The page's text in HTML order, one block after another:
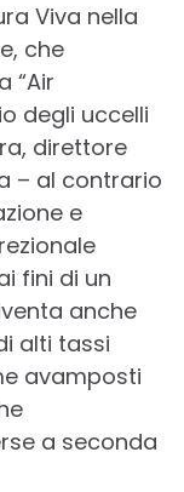
Viva nella
che
“Air
degli uccelli
direttore
– al contrario
e
fini di un
anche
alti tassi
avamposti
a seconda